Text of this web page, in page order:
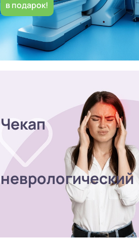
в подарок!
Чекап
неврологический